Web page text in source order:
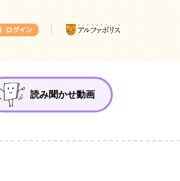
読み聞かせ動画